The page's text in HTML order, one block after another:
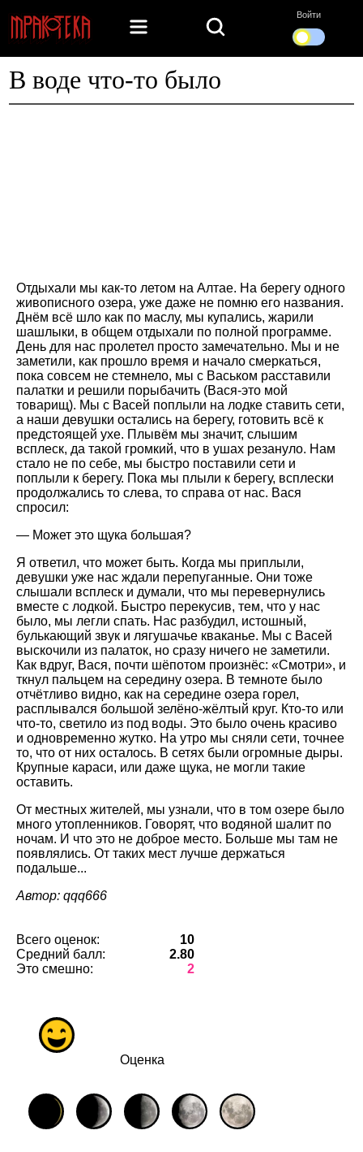
Войти
В воде что-то было
Отдыхали мы как-то летом на Алтае. На берегу одного
живописного озера, уже даже не помню его названия.
Днём всё шло как по маслу, мы купались, жарили
шашлыки, в общем отдыхали по полной программе.
День для нас пролетел просто замечательно. Мы и не
заметили, как прошло время и начало смеркаться,
пока совсем не стемнело, мы с Васьком расставили
палатки и решили порыбачить (Вася-это мой
товарищ). Мы с Васей поплыли на лодке ставить сети,
а наши девушки остались на берегу, готовить всё к
предстоящей ухе. Плывём мы значит, слышим
всплеск, да такой громкий, что в ушах резануло. Нам
стало не по себе, мы быстро поставили сети и
поплыли к берегу. Пока мы плыли к берегу, всплески
продолжались то слева, то справа от нас. Вася
спросил:
— Может это щука большая?
Я ответил, что может быть. Когда мы приплыли,
девушки уже нас ждали перепуганные. Они тоже
слышали всплеск и думали, что мы перевернулись
вместе с лодкой. Быстро перекусив, тем, что у нас
было, мы легли спать. Нас разбудил, истошный,
булькающий звук и лягушачье кваканье. Мы с Васей
выскочили из палаток, но сразу ничего не заметили.
Как вдруг, Вася, почти шёпотом произнёс: «Смотри», и
ткнул пальцем на середину озера. В темноте было
отчётливо видно, как на середине озера горел,
расплывался большой зелёно-жёлтый круг. Кто-то или
что-то, светило из под воды. Это было очень красиво
и одновременно жутко. На утро мы сняли сети, точнее
то, что от них осталось. В сетях были огромные дыры.
Крупные караси, или даже щука, не могли такие
оставить.
От местных жителей, мы узнали, что в том озере было
много утопленников. Говорят, что водяной шалит по
ночам. И что это не доброе место. Больше мы там не
появлялись. От таких мест лучше держаться
подальше...
Автор: qqq666
Всего оценок:
10
Средний балл:
2.80
Это смешно:
2
Оценка